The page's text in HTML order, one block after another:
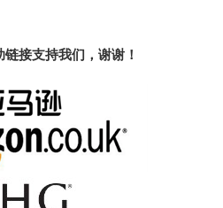
接支持我们，谢谢！